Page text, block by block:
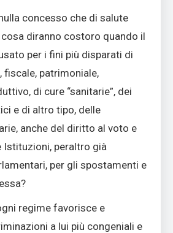
concesso che di salute
diranno costoro quando il
per i fini più disparati di
patrimoniale,
di cure “sanitarie”, dei
e di altro tipo, delle
anche del diritto al voto e
Istituzioni, peraltro già
per gli spostamenti e
regime favorisce e
a lui più congeniali e